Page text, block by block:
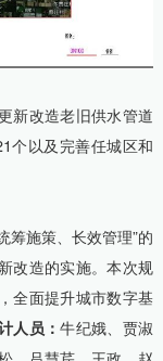
新改造老旧供水管道
个以及完善任城区和
筹施策、长效管理”的
改造的实施。本次规
全面提升城市数字基
人员：牛纪娥、贾淑